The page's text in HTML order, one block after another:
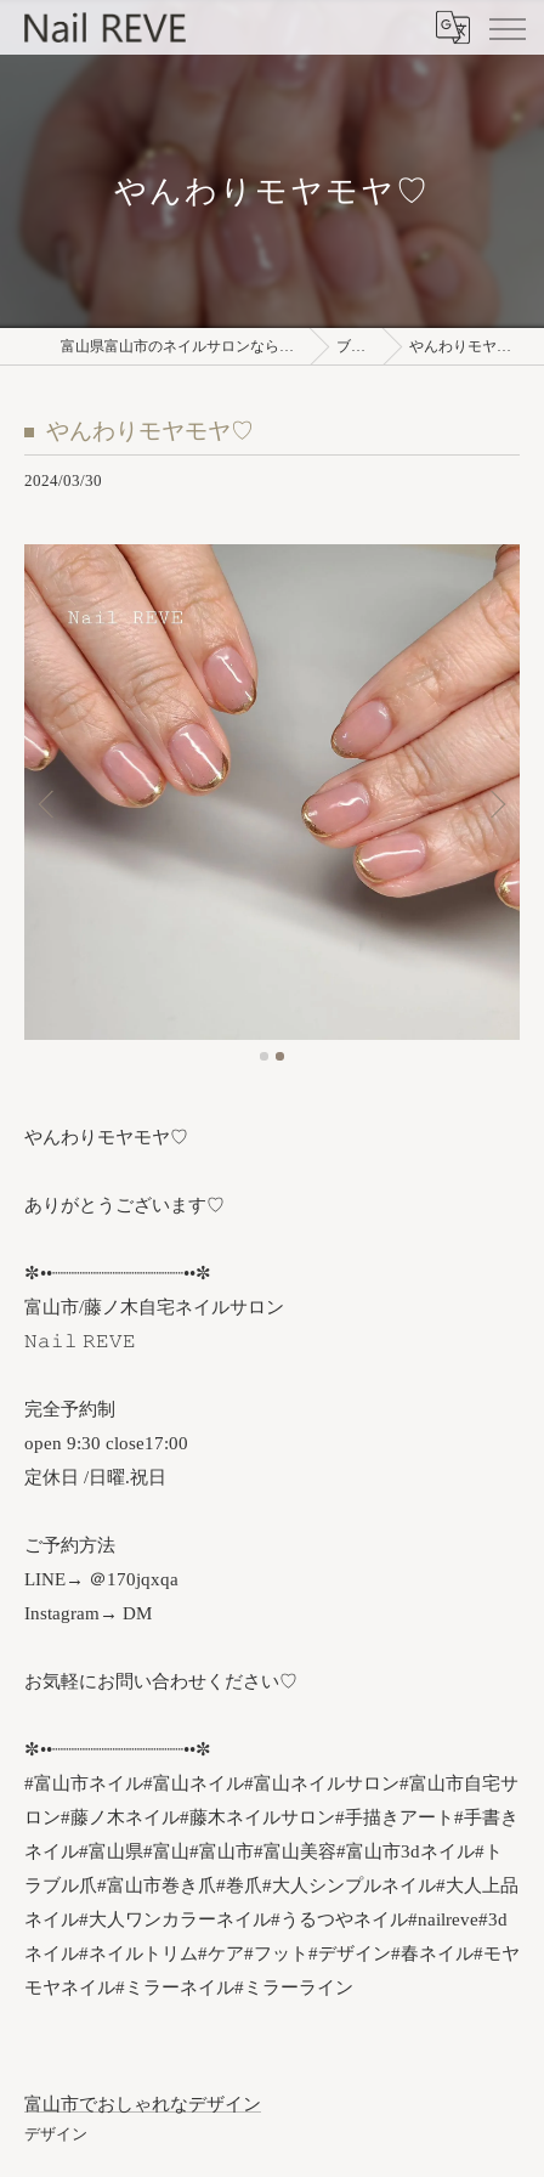
やんわりモヤモヤ♡
富山県富山市のネイルサロンならNail REVE ブログ やんわりモヤモヤ♡
やんわりモヤモヤ♡
2024/03/30
やんわりモヤモヤ♡
ありがとうございます♡
✼••┈┈┈┈┈┈┈┈┈┈┈┈••✼
富山市/藤ノ木自宅ネイルサロン
𝙽𝚊𝚒𝚕 𝚁𝙴𝚅𝙴
完全予約制
open 9:30 close17:00
定休日 /日曜.祝日
ご予約方法
LINE→ ＠170jqxqa
Instagram→ DM
お気軽にお問い合わせください♡
✼••┈┈┈┈┈┈┈┈┈┈┈┈••✼
#富山市ネイル#富山ネイル#富山ネイルサロン#富山市自宅サ
ロン#藤ノ木ネイル#藤木ネイルサロン#手描きアート#手書き
ネイル#富山県#富山#富山市#富山美容#富山市3dネイル#ト
ラブル爪#富山市巻き爪#巻爪#大人シンプルネイル#大人上品
ネイル#大人ワンカラーネイル#うるつやネイル#nailreve#3d
ネイル#ネイルトリム#ケア#フット#デザイン#春ネイル#モヤ
モヤネイル#ミラーネイル#ミラーライン
富山市でおしゃれなデザイン
デザイン